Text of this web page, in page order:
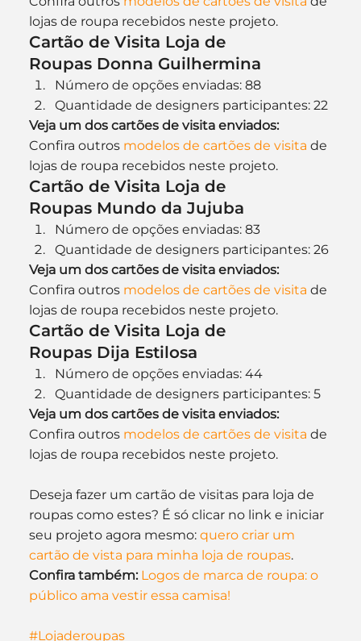
lojas de roupa recebidos neste projeto.
Cartão de Visita Loja de
Roupas Donna Guilhermina
Número de opções enviadas: 88
Quantidade de designers participantes: 22
Veja um dos cartões de visita enviados:
Confira outros modelos de cartões de visita de
lojas de roupa recebidos neste projeto.
Cartão de Visita Loja de
Roupas Mundo da Jujuba
Número de opções enviadas: 83
Quantidade de designers participantes: 26
Veja um dos cartões de visita enviados:
Confira outros modelos de cartões de visita de
lojas de roupa recebidos neste projeto.
Cartão de Visita Loja de
Roupas Dija Estilosa
Número de opções enviadas: 44
Quantidade de designers participantes: 5
Veja um dos cartões de visita enviados:
Confira outros modelos de cartões de visita de
lojas de roupa recebidos neste projeto.
Deseja fazer um cartão de visitas para loja de
roupas como estes? É só clicar no link e iniciar
seu projeto agora mesmo: quero criar um
cartão de vista para minha loja de roupas.
Confira também: Logos de marca de roupa: o
público ama vestir essa camisa!
#Lojaderoupas